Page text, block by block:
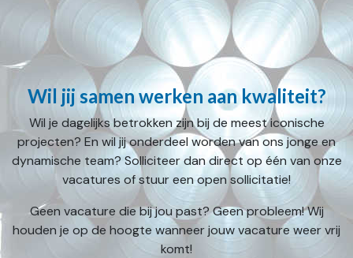
Wil jij samen werken aan kwaliteit?
Wil je dagelijks betrokken zijn bij de meest iconische
projecten? En wil jij onderdeel worden van ons jonge en
dynamische team? Solliciteer dan direct op één van onze
vacatures of stuur een open sollicitatie!
Geen vacature die bij jou past? Geen probleem! Wij
houden je op de hoogte wanneer jouw vacature weer vrij
komt!